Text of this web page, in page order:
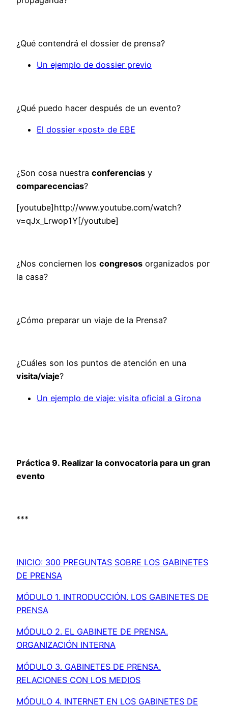
¿Qué contendrá el dossier de prensa?
Un ejemplo de dossier previo
¿Qué puedo hacer después de un evento?
El dossier «post» de EBE
¿Son cosa nuestra conferencias y
comparecencias?
[youtube]http://www.youtube.com/watch?
v=qJx_Lrwop1Y[/youtube]
¿Nos conciernen los congresos organizados por
la casa?
¿Cómo preparar un viaje de la Prensa?
¿Cuáles son los puntos de atención en una
visita/viaje?
Un ejemplo de viaje: visita oficial a Girona
Práctica 9. Realizar la convocatoria para un gran
evento
***
INICIO: 300 PREGUNTAS SOBRE LOS GABINETES
DE PRENSA
MÓDULO 1. INTRODUCCIÓN. LOS GABINETES DE
PRENSA
MÓDULO 2. EL GABINETE DE PRENSA.
ORGANIZACIÓN INTERNA
MÓDULO 3. GABINETES DE PRENSA.
RELACIONES CON LOS MEDIOS
MÓDULO 4. INTERNET EN LOS GABINETES DE